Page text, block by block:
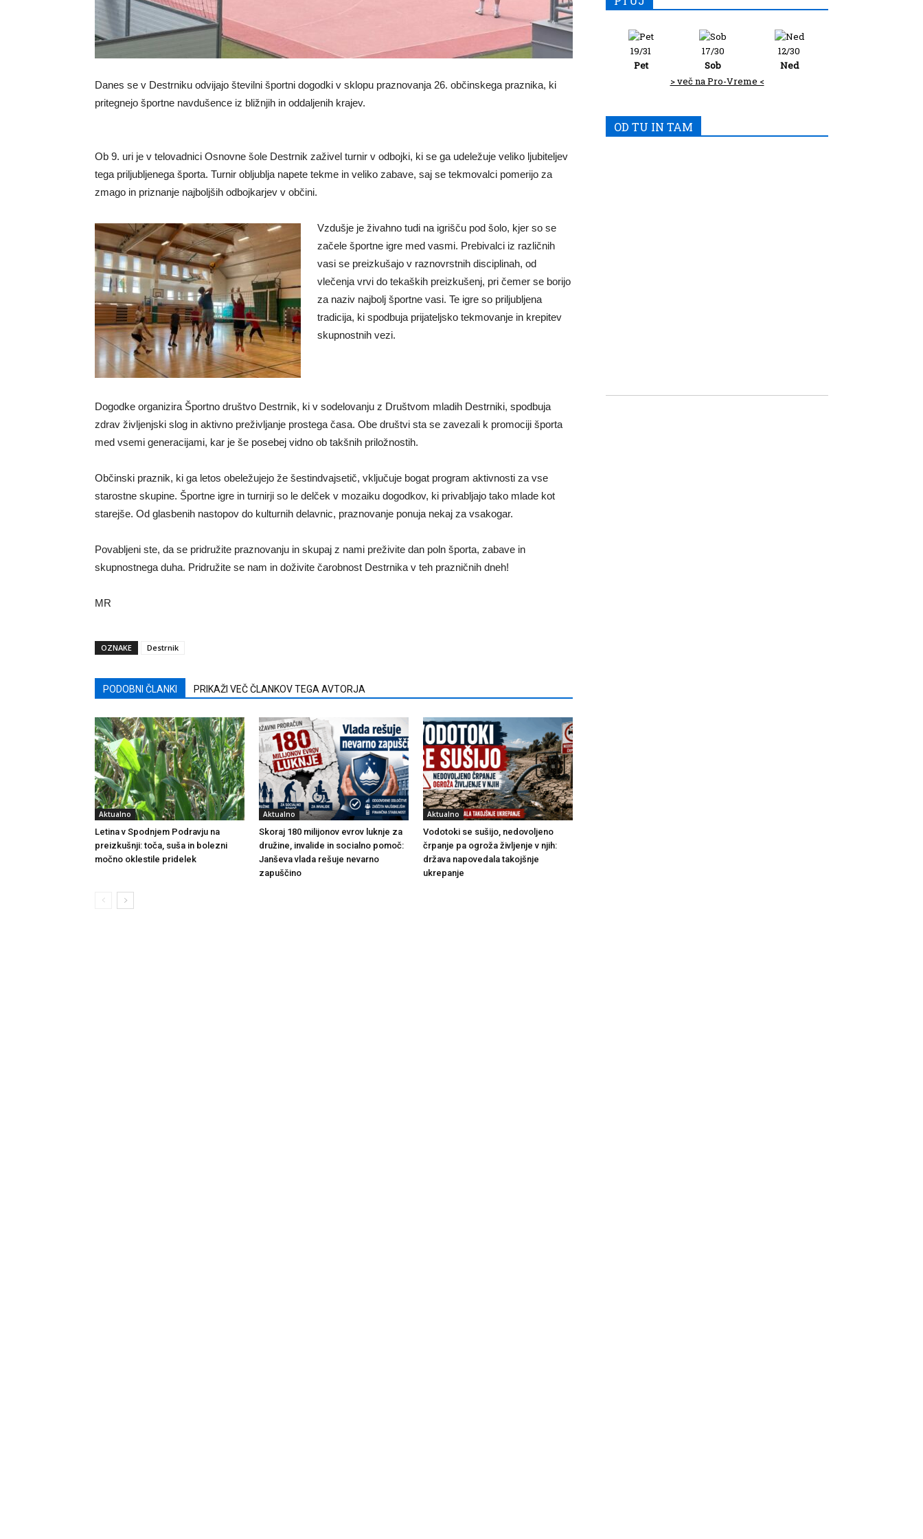
Danes se v Destrniku odvijajo številni športni dogodki v sklopu praznovanja 26. občinskega praznika, ki
pritegnejo športne navdušence iz bližnjih in oddaljenih krajev.
Ob 9. uri je v telovadnici Osnovne šole Destrnik zaživel turnir v odbojki, ki se ga udeležuje veliko ljubiteljev
tega priljubljenega športa. Turnir obljublja napete tekme in veliko zabave, saj se tekmovalci pomerijo za
zmago in priznanje najboljših odbojkarjev v občini.
Vzdušje je živahno tudi na igrišču pod šolo, kjer so se
začele športne igre med vasmi. Prebivalci iz različnih
vasi se preizkušajo v raznovrstnih disciplinah, od
vlečenja vrvi do tekaških preizkušenj, pri čemer se borijo
za naziv najbolj športne vasi. Te igre so priljubljena
tradicija, ki spodbuja prijateljsko tekmovanje in krepitev
skupnostnih vezi.
Dogodke organizira Športno društvo Destrnik, ki v sodelovanju z Društvom mladih Destrniki, spodbuja
zdrav življenjski slog in aktivno preživljanje prostega časa. Obe društvi sta se zavezali k promociji športa
med vsemi generacijami, kar je še posebej vidno ob takšnih priložnostih.
Občinski praznik, ki ga letos obeležujejo že šestindvajsetič, vključuje bogat program aktivnosti za vse
starostne skupine. Športne igre in turnirji so le delček v mozaiku dogodkov, ki privabljajo tako mlade kot
starejše. Od glasbenih nastopov do kulturnih delavnic, praznovanje ponuja nekaj za vsakogar.
Povabljeni ste, da se pridružite praznovanju in skupaj z nami preživite dan poln športa, zabave in
skupnostnega duha. Pridružite se nam in doživite čarobnost Destrnika v teh prazničnih dneh!
MR
OZNAKE Destrnik
PODOBNI ČLANKI PRIKAŽI VEČ ČLANKOV TEGA AVTORJA
Aktualno
Letina v Spodnjem Podravju na
preizkušnji: toča, suša in bolezni
močno oklestile pridelek
Aktualno
Skoraj 180 milijonov evrov luknje za
družine, invalide in socialno pomoč:
Janševa vlada rešuje nevarno
zapuščino
Aktualno
Vodotoki se sušijo, nedovoljeno
črpanje pa ogroža življenje v njih:
država napovedala takojšnje
ukrepanje
19/31
Pet
17/30
Sob
12/30
Ned
> več na Pro-Vreme <
OD TU IN TAM